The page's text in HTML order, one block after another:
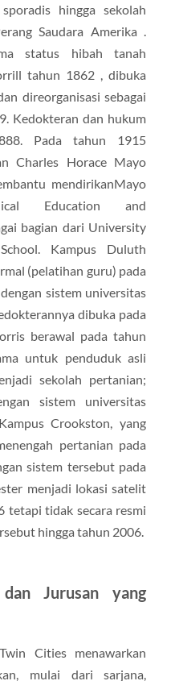
hingga sekolah
Saudara Amerika .
status hibah tanah
tahun 1862 , dibuka
direorganisasi sebagai
Kedokteran dan hukum
Pada tahun 1915
Charles Horace Mayo
mendirikanMayo
Education and
bagian dari University
Kampus Duluth
(pelatihan guru) pada
sistem universitas
dibuka pada
berawal pada tahun
untuk penduduk asli
sekolah pertanian;
sistem universitas
Crookston, yang
pertanian pada
sistem tersebut pada
menjadi lokasi satelit
tetapi tidak secara resmi
hingga tahun 2006.
Jurusan yang
Cities menawarkan
mulai dari sarjana,